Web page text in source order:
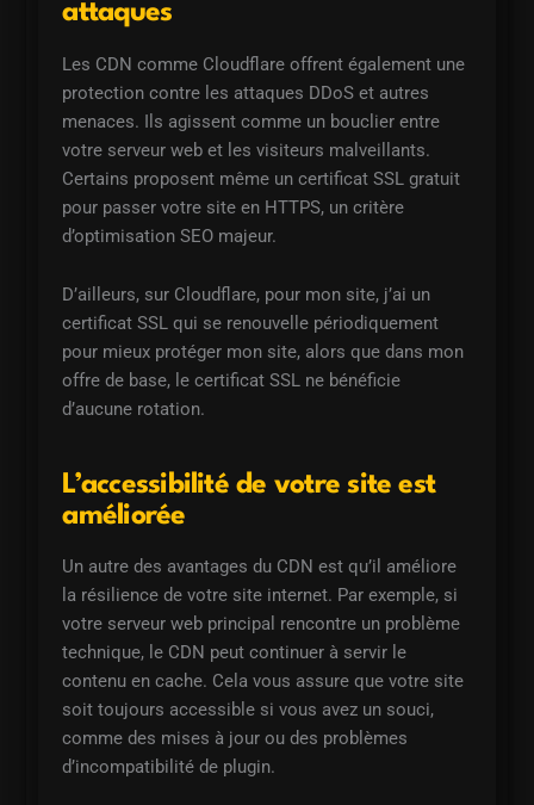
attaques
Les CDN comme Cloudflare offrent également une
protection contre les attaques DDoS et autres
menaces. Ils agissent comme un bouclier entre
votre serveur web et les visiteurs malveillants.
Certains proposent même un certificat SSL gratuit
pour passer votre site en HTTPS, un critère
d’optimisation SEO majeur.
D’ailleurs, sur Cloudflare, pour mon site, j’ai un
certificat SSL qui se renouvelle périodiquement
pour mieux protéger mon site, alors que dans mon
offre de base, le certificat SSL ne bénéficie
d’aucune rotation.
L’accessibilité de votre site est
améliorée
Un autre des avantages du CDN est qu’il améliore
la résilience de votre site internet. Par exemple, si
votre serveur web principal rencontre un problème
technique, le CDN peut continuer à servir le
contenu en cache. Cela vous assure que votre site
soit toujours accessible si vous avez un souci,
comme des mises à jour ou des problèmes
d’incompatibilité de plugin.